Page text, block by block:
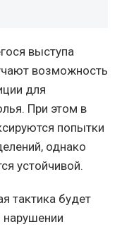
выступа
возможность
для
При этом в
попытки
однако
устойчивой.
тактика будет
нарушении